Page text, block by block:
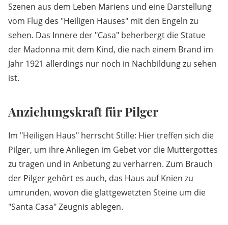
Szenen aus dem Leben Mariens und eine Darstellung
vom Flug des "Heiligen Hauses" mit den Engeln zu
sehen. Das Innere der "Casa" beherbergt die Statue
der Madonna mit dem Kind, die nach einem Brand im
Jahr 1921 allerdings nur noch in Nachbildung zu sehen
ist.
Anziehungskraft für Pilger
Im "Heiligen Haus" herrscht Stille: Hier treffen sich die
Pilger, um ihre Anliegen im Gebet vor die Muttergottes
zu tragen und in Anbetung zu verharren. Zum Brauch
der Pilger gehört es auch, das Haus auf Knien zu
umrunden, wovon die glattgewetzten Steine um die
"Santa Casa" Zeugnis ablegen.